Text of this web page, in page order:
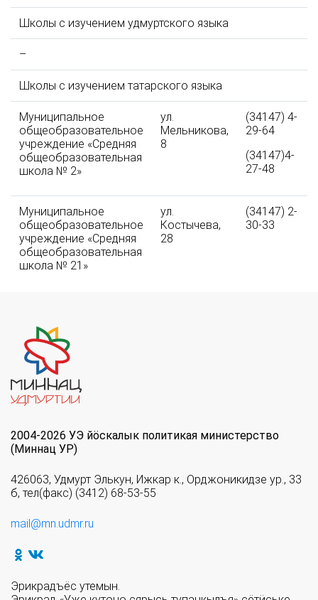
Школы с изучением удмуртского языка
–
Школы с изучением татарского языка
Муниципальное
общеобразовательное
учреждение «Средняя
общеобразовательная
школа № 2»
ул.
Мельникова,
8
(34147) 4-
29-64
(34147)4-
27-48
Муниципальное
общеобразовательное
учреждение «Средняя
общеобразовательная
школа № 21»
ул.
Костычева,
28
(34147) 2-
30-33
2004-2026 УЭ йöскалык политикая министерство
(Миннац УР)
426063, Удмурт Элькун, Ижкар к., Орджоникидзе ур., 33
б, тел(факс) (3412) 68-53-55
mail@mn.udmr.ru
Эрикрадъёс утемын.